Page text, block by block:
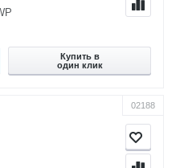
Купить в
один клик
02188